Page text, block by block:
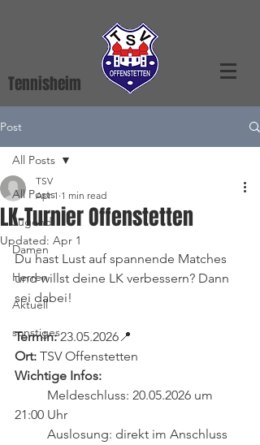
Tennisheim
Post
All Posts
Jugend
Damen
Herren
Aktuell
sonstiges
All Posts
LK-Turnier Offenstetten
TSV
Apr 1 1 min read
Updated: Apr 1
Du hast Lust auf spannende Matches
und willst deine LK verbessern? Dann
sei dabei!
Termin: 23.05.2026📍
Ort: TSV Offenstetten
Wichtige Infos:
Meldeschluss: 20.05.2026 um
21:00 Uhr
	Auslosung: direkt im Anschluss